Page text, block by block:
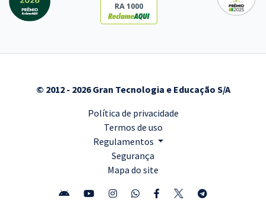
RA 1000
© 2012 - 2026 Gran Tecnologia e Educação S/A
Política de privacidade
Termos de uso
Regulamentos
Segurança
Mapa do site